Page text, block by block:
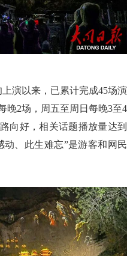
演以来，已累计完成45场演
晚2场，周五至周日每晚3至4
向好，相关话题播放量达到
动、此生难忘”是游客和网民